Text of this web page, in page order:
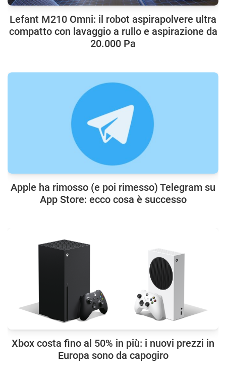
Lefant M210 Omni: il robot aspirapolvere ultra
compatto con lavaggio a rullo e aspirazione da
20.000 Pa
Apple ha rimosso (e poi rimesso) Telegram su
App Store: ecco cosa è successo
Xbox costa fino al 50% in più: i nuovi prezzi in
Europa sono da capogiro